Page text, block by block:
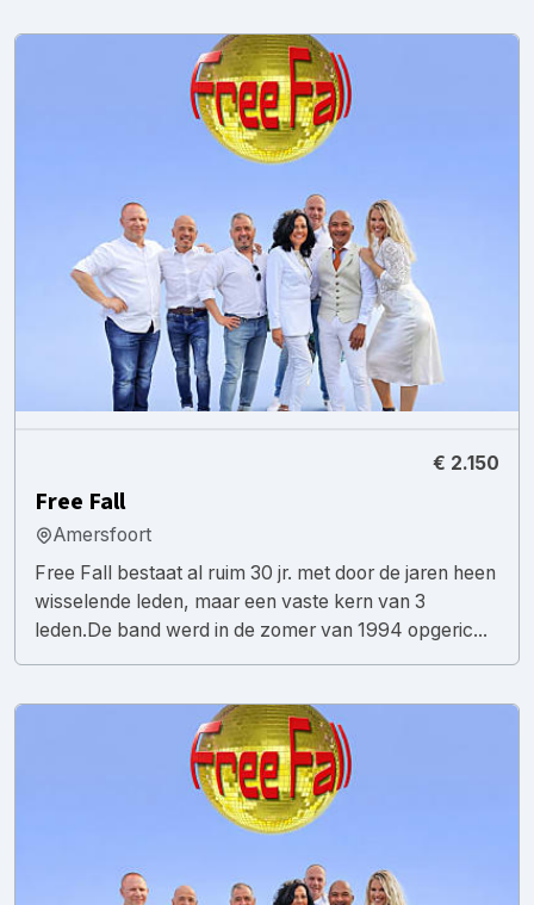
€ 2.150
Free Fall
Amersfoort
Free Fall bestaat al ruim 30 jr. met door de jaren heen
wisselende leden, maar een vaste kern van 3
leden.De band werd in de zomer van 1994 opgeric...